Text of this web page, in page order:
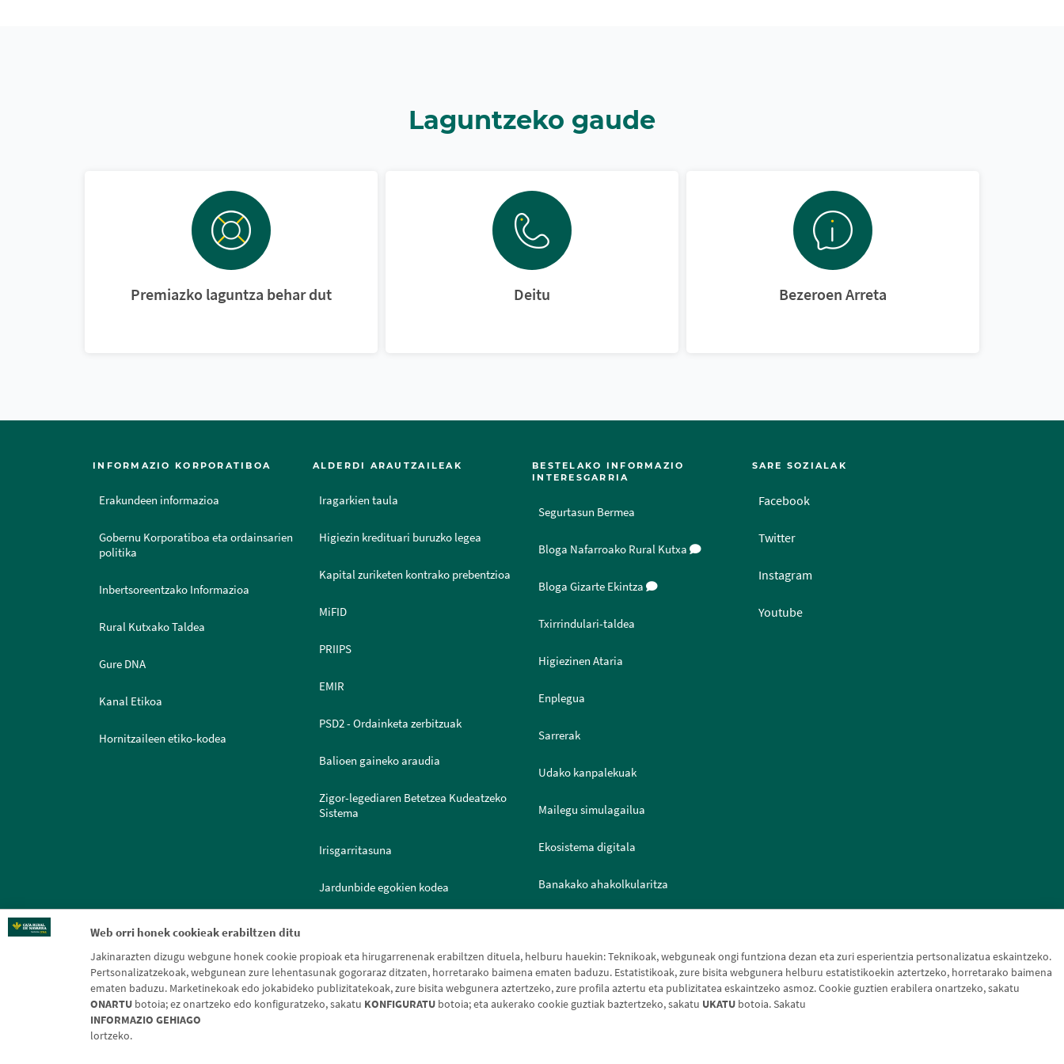
Web orri honek cookieak erabiltzen ditu
Jakinarazten dizugu webgune honek cookie propioak eta hirugarrenenak erabiltzen dituela, helburu hauekin: Teknikoak, webguneak ongi funtziona dezan eta zuri esperientzia pertsonalizatua eskaintzeko.
Pertsonalizatzekoak, webgunean zure lehentasunak gogoraraz ditzaten, horretarako baimena ematen baduzu. Estatistikoak, zure bisita webgunera helburu estatistikoekin aztertzeko, horretarako baimena
ematen baduzu. Marketinekoak edo jokabideko publizitatekoak, zure bisita webgunera aztertzeko, zure profila aztertu eta publizitatea eskaintzeko asmoz. Cookie guztien erabilera onartzeko, sakatu
ONARTU botoia; ez onartzeko edo konfiguratzeko, sakatu KONFIGURATU botoia; eta aukerako cookie guztiak baztertzeko, sakatu UKATU botoia. Sakatu
INFORMAZIO GEHIAGO
lortzeko.
Laguntzeko gaude
Premiazko laguntza behar dut Deitu Bezeroen Arreta
INFORMAZIO KORPORATIBOA
Erakundeen informazioa
Gobernu Korporatiboa eta ordainsarien
politika
Inbertsoreentzako Informazioa
Rural Kutxako Taldea
Gure DNA
Kanal Etikoa
Hornitzaileen etiko-kodea
ALDERDI ARAUTZAILEAK
Iragarkien taula
Higiezin kredituari buruzko legea
Kapital zuriketen kontrako prebentzioa
MiFID
PRIIPS
EMIR
PSD2 - Ordainketa zerbitzuak
Balioen gaineko araudia
Zigor-legediaren Betetzea Kudeatzeko
Sistema
Irisgarritasuna
Jardunbide egokien kodea
BESTELAKO INFORMAZIO
INTERESGARRIA
Segurtasun Bermea
Bloga Nafarroako Rural Kutxa
Bloga Gizarte Ekintza
Txirrindulari-taldea
Higiezinen Ataria
Enplegua
Sarrerak
Udako kanpalekuak
Mailegu simulagailua
Ekosistema digitala
Banakako ahakolkularitza
SARE SOZIALAK
Facebook
Twitter
Instagram
Youtube